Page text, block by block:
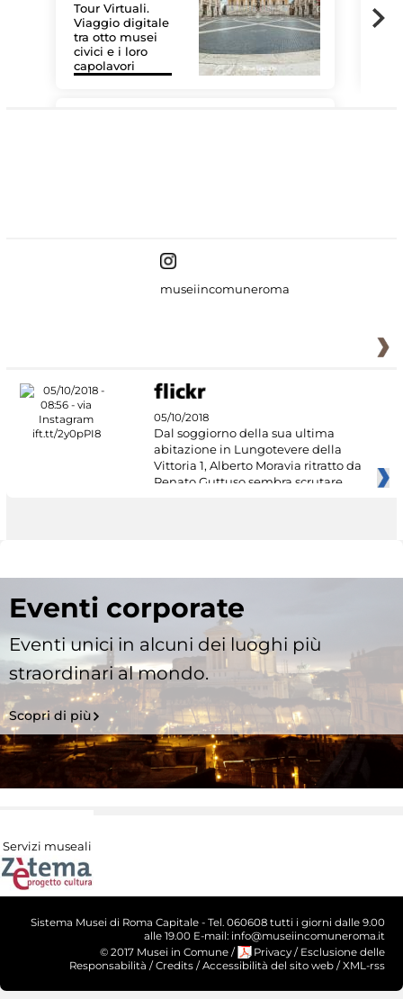
Tour Virtuali.
Viaggio digitale
tra otto musei
civici e i loro
capolavori
museiincomuneroma
05/10/2018
Dal soggiorno della sua ultima
abitazione in Lungotevere della
Vittoria 1, Alberto Moravia ritratto da
Renato Guttuso sembra scrutare
Eventi corporate
Eventi unici in alcuni dei luoghi più
straordinari al mondo.
Scopri di più
Servizi museali
Sistema Musei di Roma Capitale - Tel. 060608 tutti i giorni dalle 9.00
alle 19.00 E-mail: info@museiincomuneroma.it
© 2017 Musei in Comune / Privacy / Esclusione delle
Responsabilità /Credits /Accessibilità del sito web /XML-rss